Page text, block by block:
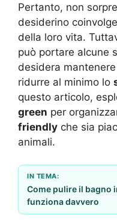
Pertanto, non
desiderino
della loro vita.
può portare alcune
desidera
ridurre al minimo lo
questo articolo,
green per
friendly che sia
animali.
IN TEMA:
Come pulire il bagno
funziona davvero